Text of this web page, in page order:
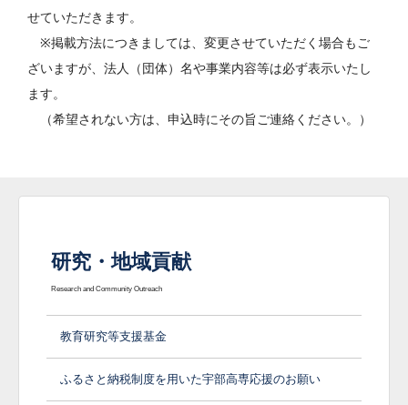
せていただきます。
※掲載方法につきましては、変更させていただく場合もご
ざいますが、法人（団体）名や事業内容等は必ず表示いたし
ます。
（希望されない方は、申込時にその旨ご連絡ください。）
研究・地域貢献
Research and Community Outreach
教育研究等支援基金
ふるさと納税制度を用いた宇部高専応援のお願い